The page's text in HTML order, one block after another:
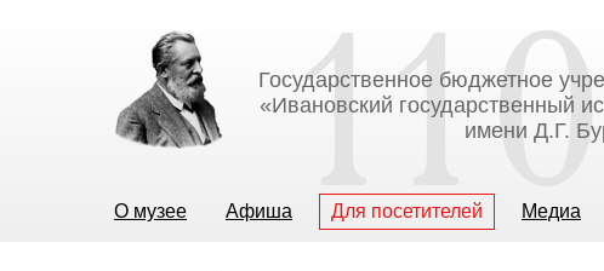
Государственное бюджетное
«Ивановский государственный
имени Д.Г.
О музее Афиша Для посетителей Медиа